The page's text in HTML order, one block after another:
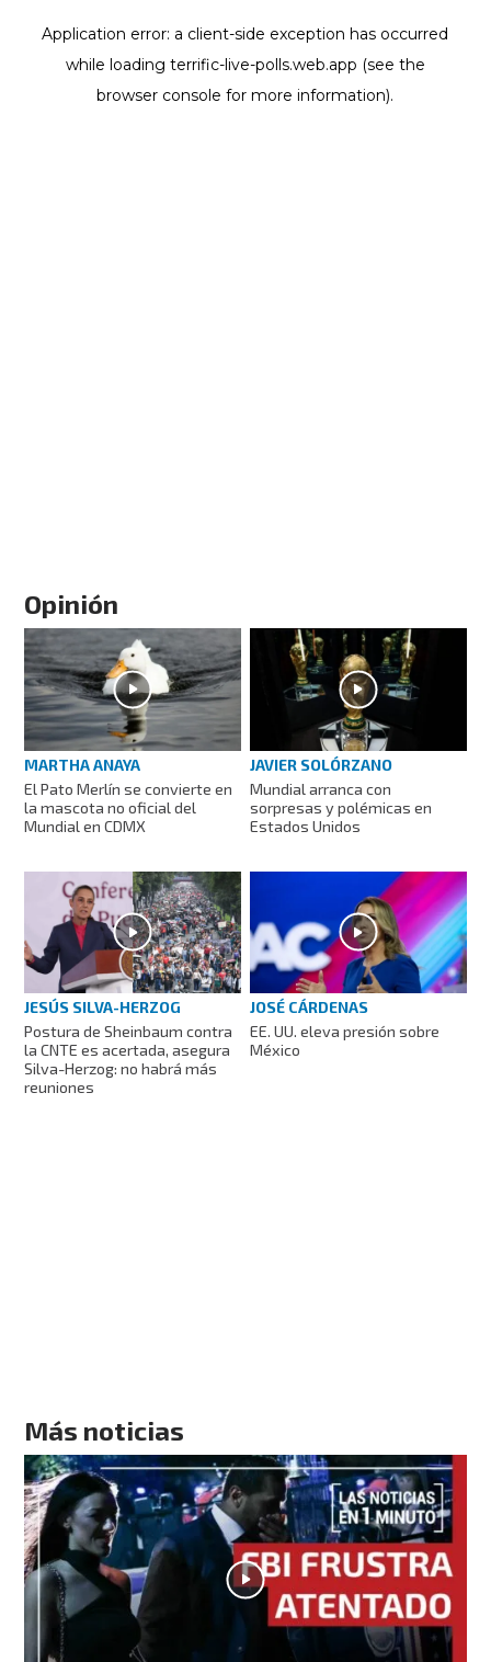
Opinión
MARTHA ANAYA
El Pato Merlín se convierte en
la mascota no oficial del
Mundial en CDMX
JAVIER SOLÓRZANO
Mundial arranca con
sorpresas y polémicas en
Estados Unidos
JESÚS SILVA-HERZOG
Postura de Sheinbaum contra
la CNTE es acertada, asegura
Silva-Herzog: no habrá más
reuniones
JOSÉ CÁRDENAS
EE. UU. eleva presión sobre
México
Más noticias